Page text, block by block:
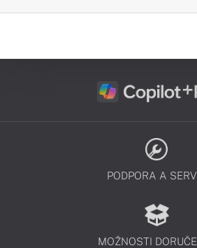
PODPORA A
MOŽNOSTI